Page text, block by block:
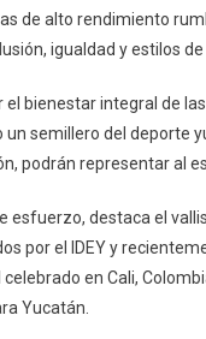
de alto rendimiento
igualdad y estilos de
bienestar integral de
semillero del deporte
podrán representar al
esfuerzo, destaca el
por el IDEY y
en Cali,
Yucatán.